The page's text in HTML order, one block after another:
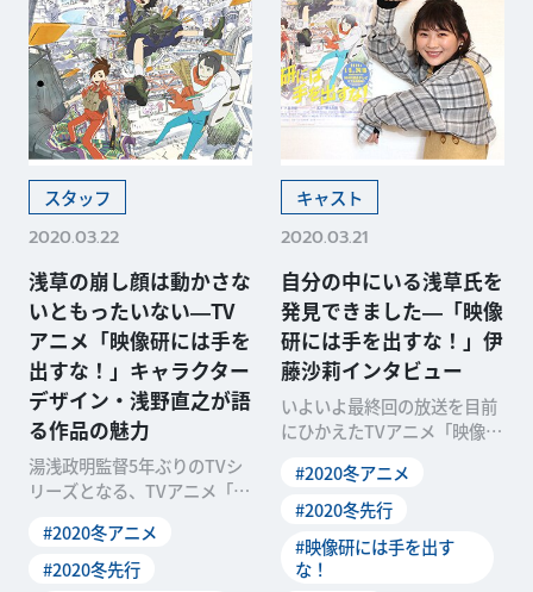
スタッフ
2020.03.22
浅草の崩し顔は動かさな
いともったいない―TV
アニメ「映像研には手を
出すな！」キャラクター
デザイン・浅野直之が語
る作品の魅力
湯浅政明監督5年ぶりのTVシ
リーズとなる、TVアニメ「映
浜高校映像研の浅草
#2020冬アニメ
#2020冬先行
キャスト
2020.03.21
自分の中にいる浅草氏を
発見できました―「映像
研には手を出すな！」伊
藤沙莉インタビュー
いよいよ最終回の放送を目前
にひかえたTVアニメ「映像研
瞳さんによる同名の漫
#2020冬アニメ
#2020冬先行
#映像研には手を出す
な！